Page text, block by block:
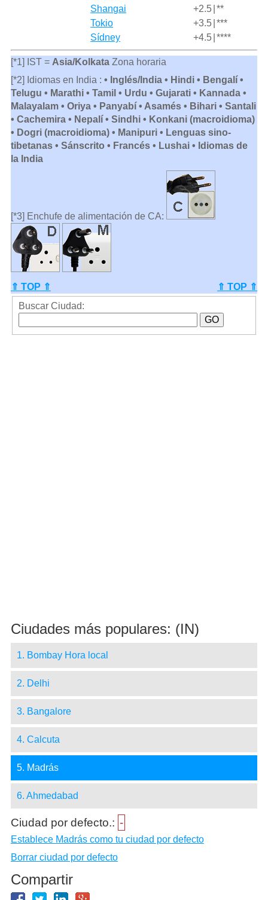
Shangai
+2.5 **
Tokio
+3.5 ***
Sídney
+4.5 ****
[*1] IST = Asia/KolkataZona horaria
[*2] Idiomas en India : • Inglés/India • Hindi • Bengalí •
Telugu • Marathi • Tamil • Urdu • Gujarati • Kannada •
Malayalam • Oriya • Panyabí • Asamés • Bihari • Santali
• Cachemira • Nepalí • Sindhi • Konkani (macroidioma)
• Dogri (macroidioma) • Manipuri • Lenguas sino-
tibetanas • Sánscrito • Francés • Lushai • Idiomas de
la India
[*3] Enchufe de alimentación de CA:
⇑ TOP ⇑
⇑ TOP ⇑
Buscar Ciudad:
Ciudades más populares: (IN)
1. Bombay Hora local
2. Delhi
3. Bangalore
4. Calcuta
5. Madrás
6. Ahmedabad
Ciudad por defecto.: -
Establece Madrás como tu ciudad por defecto
Borrar ciudad por defecto
Compartir